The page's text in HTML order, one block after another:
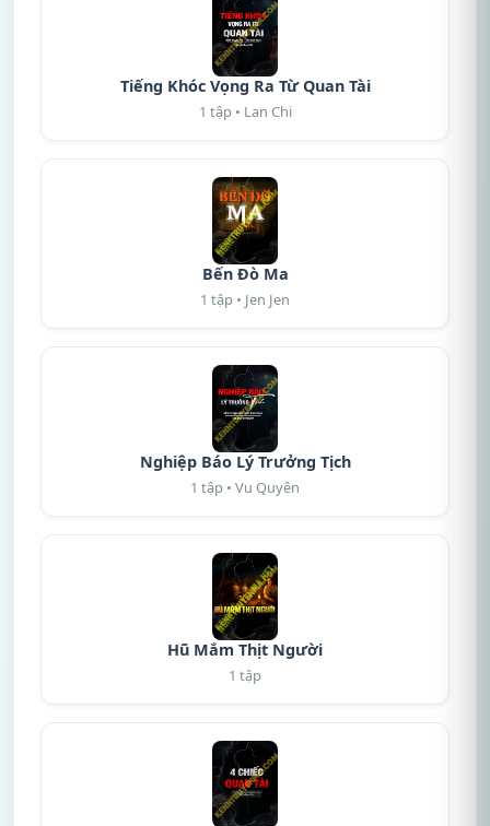
Tiếng Khóc Vọng Ra Từ Quan Tài
1 tập • Lan Chi
Bến Đò Ma
1 tập • Jen Jen
Nghiệp Báo Lý Trưởng Tịch
1 tập • Vu Quyên
Hũ Mắm Thịt Người
1 tập